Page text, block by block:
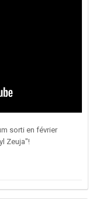
sorti en février
Zeuja"!